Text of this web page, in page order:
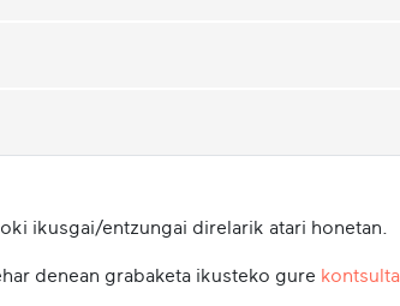
ikusgai/entzungai direlarik atari honetan.
denean grabaketa ikusteko gure